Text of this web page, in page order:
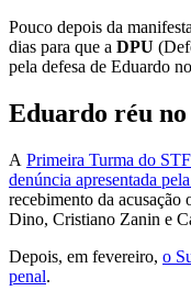
Pouco depois da
dias para que a DPU
pela defesa de Eduardo
Eduardo réu no
A Primeira Turma do
denúncia apresentada
recebimento da
Dino, Cristiano Zanin e
Depois, em fevereiro, o
penal.